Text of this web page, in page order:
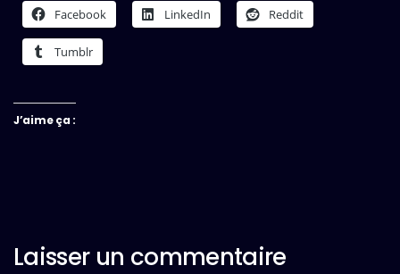
Facebook LinkedIn Reddit
Tumblr
J’aime ça :
Laisser un commentaire